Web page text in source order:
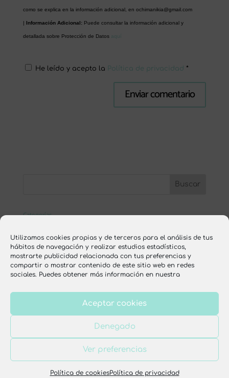
Utilizamos cookies propias y de terceros para el análisis de tus
hábitos de navegación y realizar estudios estadísticos,
mostrarte publicidad relacionada con tus preferencias y
compartir o mostrar contenido de este sitio web en redes
sociales. Puedes obtener más información en nuestra
Aceptar cookies
Denegado
Ver preferencias
Política de cookiesPolítica de privacidad
como se explica en la información adicional, en ochimanikia@gmail.com
| Información Adicional: Puede consultar la información adicional y
detallada sobre Protección de Datos aquí
He leído y acepto la Política de privacidad *
Categorías
nutrición
recetas
Aviso legal
Política de privacidad
Política de cookies
Condiciones de venta
derechos reservados. Ochimanikia, 2025.